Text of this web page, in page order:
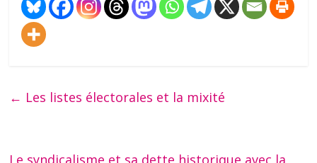
← Les listes électorales et la mixité